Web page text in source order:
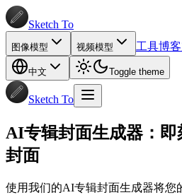
Sketch To
图像模型 视频模型 工具博客
中文 Toggle theme
Sketch To
AI专辑封面生成器：
封面
使用我们的AI专辑封面生成器将您